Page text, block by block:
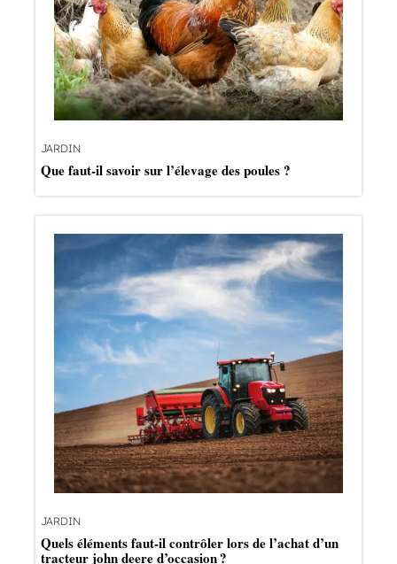
JARDIN
Que faut-il savoir sur l’élevage des poules ?
JARDIN
Quels éléments faut-il contrôler lors de l’achat d’un
tracteur john deere d’occasion ?